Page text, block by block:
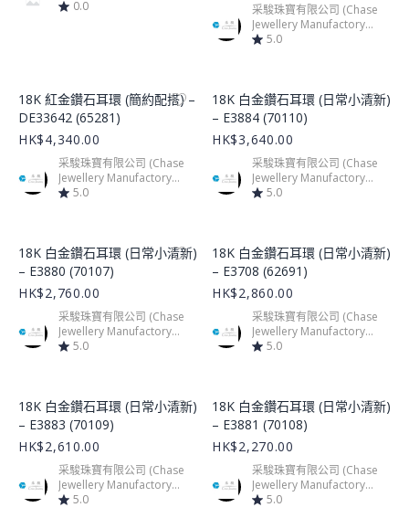
0.0
采駿珠寶有限公司 (Chase
Jewellery Manufactory
Limited)
5.0
Product Image
18K 紅金鑽石耳環 (簡約配搭) –
DE33642 (65281)
HK$4,340.00
采駿珠寶有限公司 (Chase
Jewellery Manufactory
Limited)
5.0
Product Image
18K 白金鑽石耳環 (日常小清新)
– E3884 (70110)
HK$3,640.00
采駿珠寶有限公司 (Chase
Jewellery Manufactory
Limited)
5.0
Product Image
18K 白金鑽石耳環 (日常小清新)
– E3880 (70107)
HK$2,760.00
采駿珠寶有限公司 (Chase
Jewellery Manufactory
Limited)
5.0
Product Image
18K 白金鑽石耳環 (日常小清新)
– E3708 (62691)
HK$2,860.00
采駿珠寶有限公司 (Chase
Jewellery Manufactory
Limited)
5.0
Product Image
18K 白金鑽石耳環 (日常小清新)
– E3883 (70109)
HK$2,610.00
采駿珠寶有限公司 (Chase
Jewellery Manufactory
Limited)
5.0
Product Image
18K 白金鑽石耳環 (日常小清新)
– E3881 (70108)
HK$2,270.00
采駿珠寶有限公司 (Chase
Jewellery Manufactory
Limited)
5.0